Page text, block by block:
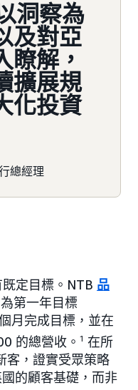
洞察為
及對亞
瞭解，
擴展規
化投資
總經理
定目標。NTB 品
第一年目標
月完成目標，並在
的總營收。 1 在所
客，證實受眾策略
的顧客基礎，而非